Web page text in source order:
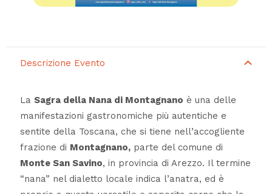
Descrizione Evento
La Sagra della Nana di Montagnano è una delle
manifestazioni gastronomiche più autentiche e
sentite della Toscana, che si tiene nell’accogliente
frazione di Montagnano,parte del comune di
Monte San Savino, in provincia di Arezzo. Il termine
“nana” nel dialetto locale indica l’anatra, ed è